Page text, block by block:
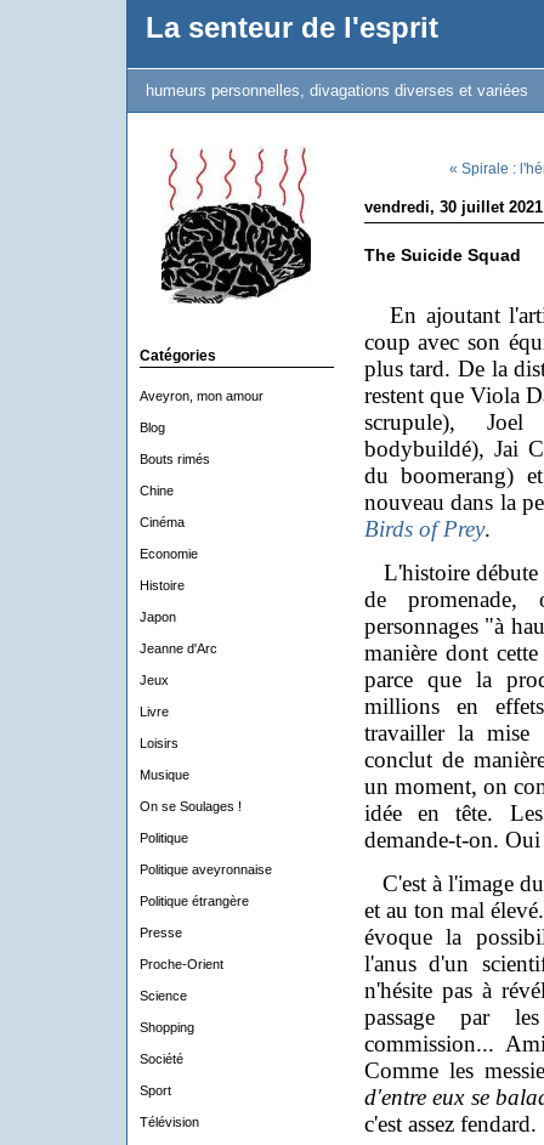
La senteur de l'esprit
humeurs personnelles, divagations diverses et variées
Catégories
Aveyron, mon amour
Blog
Bouts rimés
Chine
Cinéma
Economie
Histoire
Japon
Jeanne d'Arc
Jeux
Livre
Loisirs
Musique
On se Soulages !
Politique
Politique aveyronnaise
Politique étrangère
Presse
Proche-Orient
Science
Shopping
Société
Sport
Télévision
« Spirale :
vendredi, 30 juillet 2021
The Suicide Squad
En ajoutant
coup avec son
plus tard. De la
restent que Viola
scrupule),
bodybuildé), Jai
du boomerang)
nouveau dans la
Birds of Prey.
L'histoire débute
de
personnages "à
manière dont
parce que la
millions en
travailler la
conclut de
un moment, on
idée en tête.
demande-t-on.
C'est à l'image
et au ton mal
évoque la
l'anus d'un
n'hésite pas à
passage par
commission...
Comme les
d'entre eux se
c'est assez fendard.